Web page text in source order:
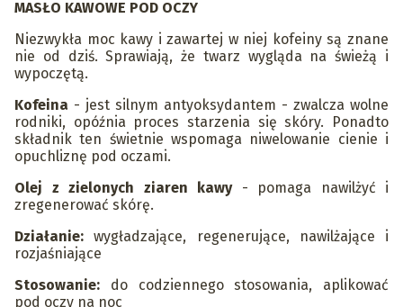
MASŁO KAWOWE POD OCZY
Niezwykła moc kawy i zawartej w niej kofeiny są znane
nie od dziś. Sprawiają, że twarz wygląda na świeżą i
wypoczętą.
Kofeina - jest silnym antyoksydantem - zwalcza wolne
rodniki, opóźnia proces starzenia się skóry. Ponadto
składnik ten świetnie wspomaga niwelowanie cienie i
opuchliznę pod oczami.
Olej z zielonych ziaren kawy- pomaga nawilżyć i
zregenerować skórę.
Działanie: wygładzające, regenerujące, nawilżające i
rozjaśniające
Stosowanie: do codziennego stosowania, aplikować
pod oczy na noc